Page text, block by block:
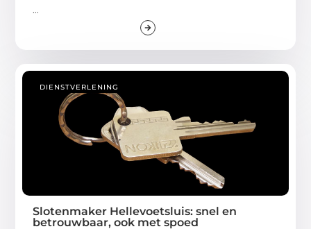
...
DIENSTVERLENING
Slotenmaker Hellevoetsluis: snel en
betrouwbaar, ook met spoed